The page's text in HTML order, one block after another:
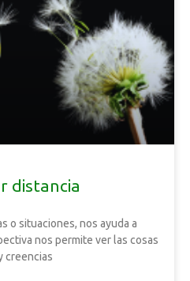
distancia
o situaciones, nos ayuda a
nos permite ver las cosas
creencias